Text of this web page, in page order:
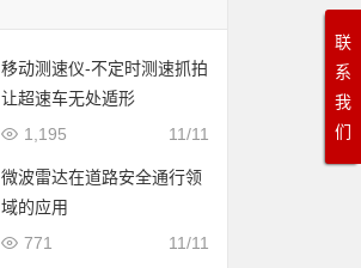
移动测速仪-不定时测速抓拍
让超速车无处遁形
11/11
1,195
微波雷达在道路安全通行领
域的应用
11/11
771
联
系
我
们